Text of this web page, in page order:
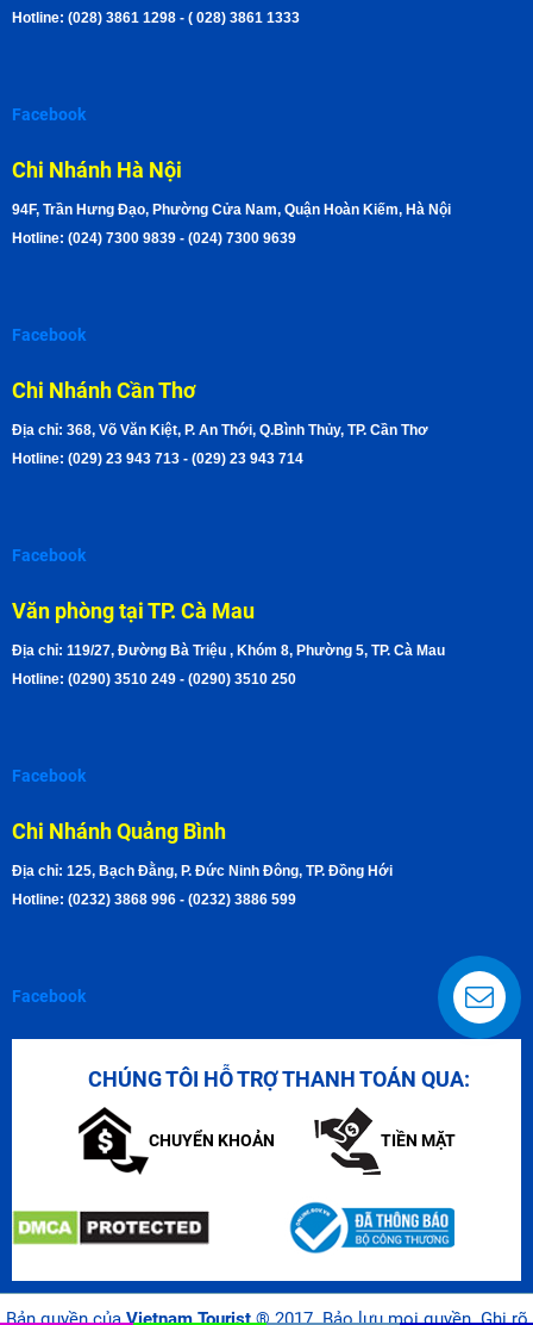
Hotline: (028) 3861 1298 - ( 028) 3861 1333
Facebook
Chi Nhánh Hà Nội
94F, Trần Hưng Đạo, Phường Cửa Nam, Quận Hoàn Kiếm, Hà Nội
Hotline: (024) 7300 9839 - (024) 7300 9639
Facebook
Chi Nhánh Cần Thơ
Địa chỉ: 368, Võ Văn Kiệt, P. An Thới, Q.Bình Thủy, TP. Cần Thơ
Hotline: (029) 23 943 713 - (029) 23 943 714
Facebook
Văn phòng tại TP. Cà Mau
Địa chỉ: 119/27, Đường Bà Triệu , Khóm 8, Phường 5, TP. Cà Mau
Hotline: (0290) 3510 249 - (0290) 3510 250
Facebook
Chi Nhánh Quảng Bình
Địa chỉ: 125, Bạch Đằng, P. Đức Ninh Đông, TP. Đồng Hới
Hotline: (0232) 3868 996 - (0232) 3886 599
Facebook
CHÚNG TÔI HỖ TRỢ THANH TOÁN QUA:
CHUYỂN KHOẢN TIỀN MẶT
Bản quyền củaVietnam Tourist® 2017. Bảo lưu mọi quyền. Ghi rõ